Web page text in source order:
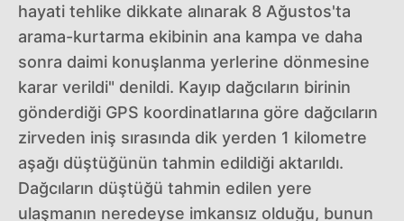
hayati tehlike dikkate alınarak 8 Ağustos'ta
arama-kurtarma ekibinin ana kampa ve daha
sonra daimi konuşlanma yerlerine dönmesine
karar verildi" denildi. Kayıp dağcıların birinin
gönderdiği GPS koordinatlarına göre dağcıların
zirveden iniş sırasında dik yerden 1 kilometre
aşağı düştüğünün tahmin edildiği aktarıldı.
Dağcıların düştüğü tahmin edilen yere
ulaşmanın neredeyse imkansız olduğu, bunun